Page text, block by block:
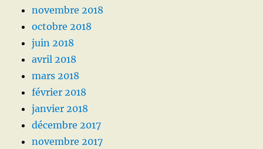
novembre 2018
octobre 2018
juin 2018
avril 2018
mars 2018
février 2018
janvier 2018
décembre 2017
novembre 2017